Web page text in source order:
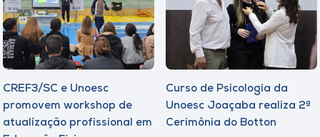
CREF3/SC e Unoesc
promovem workshop de
atualização profissional em
Curso de Psicologia da
Unoesc Joaçaba realiza 2ª
Cerimônia do Botton